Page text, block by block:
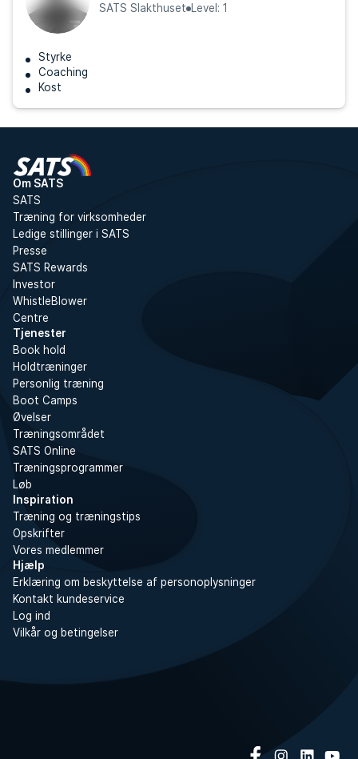
SATS Slakthuset
Level: 1
Styrke
Coaching
Kost
Om SATS
SATS
Træning for virksomheder
Ledige stillinger i SATS
Presse
SATS Rewards
Investor
WhistleBlower
Centre
Tjenester
Book hold
Holdtræninger
Personlig træning
Boot Camps
Øvelser
Træningsområdet
SATS Online
Træningsprogrammer
Løb
Inspiration
Træning og træningstips
Opskrifter
Vores medlemmer
Hjælp
Erklæring om beskyttelse af personoplysninger
Kontakt kundeservice
Log ind
Vilkår og betingelser